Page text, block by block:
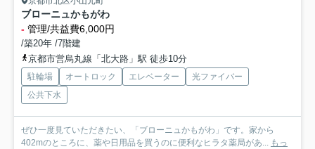
ブローニュかもがわ
- 管理/共益費6,000円
/築20年 /7階建
京都市営烏丸線「北大路」駅 徒歩10分
駐輪場 オートロック エレベーター
光ファイバー
公共下水
ぜひ一度見ていただきたい、「ブローニュかもがわ」です。家から
402mのところに、薬や日用品を買うのに便利なヒラタ薬局があ... もっ